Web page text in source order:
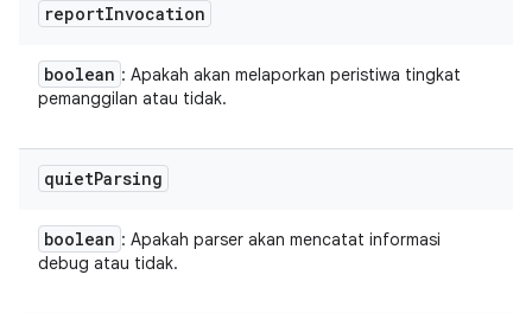
reportInvocation
boolean : Apakah akan melaporkan peristiwa tingkat
pemanggilan atau tidak.
quietParsing
boolean : Apakah parser akan mencatat informasi
debug atau tidak.